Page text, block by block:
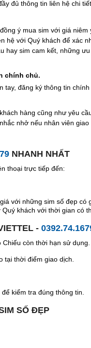
đủ thông tin liên hệ chi
ý mua sim với giá
hệ với Quý khách để xác
hay sim cam kết, những
chính chủ.
tay, đăng ký thông tin
hàng cũng như yêu
nhở nếu nhân viên
NHANH NHẤT
thoại trực tiếp đến:
với những sim số đẹp có
khách với thời gian có
-
còn thời hạn sử dụng.
tại thời điểm giao dịch.
kiểm tra đúng thông tin.
SỐ ĐẸP